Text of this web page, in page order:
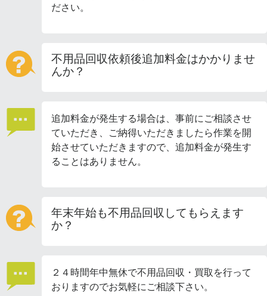
ださい。
不用品回収依頼後追加料金はかかりませ
んか？
追加料金が発生する場合は、事前にご相談させ
ていただき、ご納得いただきましたら作業を開
始させていただきますので、追加料金が発生す
ることはありません。
年末年始も不用品回収してもらえます
か？
２４時間年中無休で不用品回収・買取を行って
おりますのでお気軽にご相談下さい。